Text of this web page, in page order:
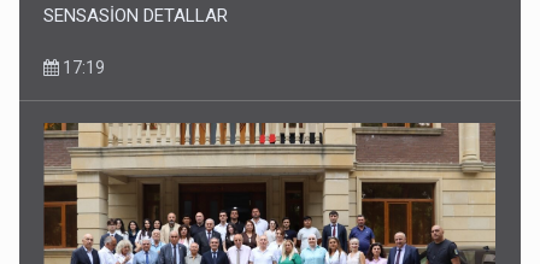
SENSASİON DETALLAR
17:19